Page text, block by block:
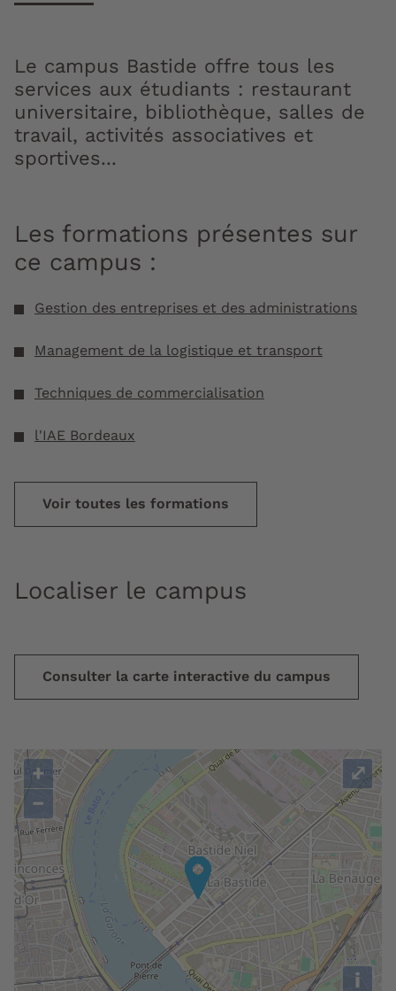
Le campus Bastide offre tous les
services aux étudiants : restaurant
universitaire, bibliothèque, salles de
travail, activités associatives et
sportives...
Les formations présentes sur
ce campus :
Gestion des entreprises et des administrations
Management de la logistique et transport
Techniques de commercialisation
l'IAE Bordeaux
Voir toutes les formations
Localiser le campus
Consulter la carte interactive du campus
+
−
i
⤢